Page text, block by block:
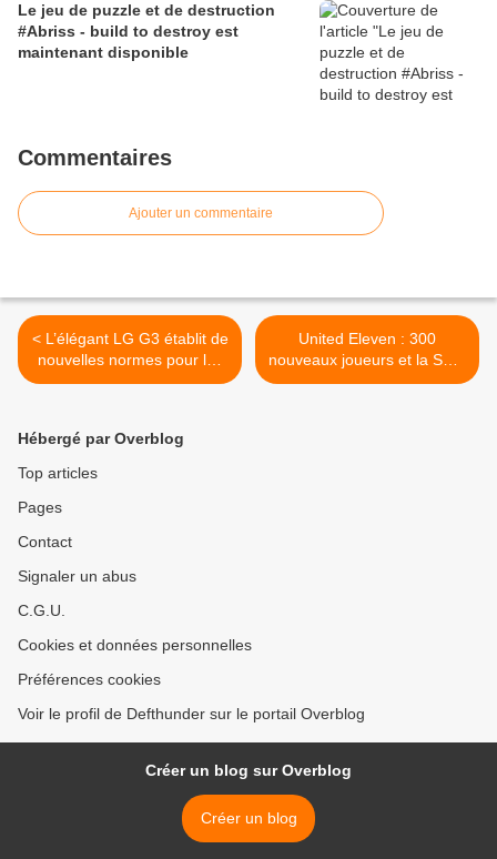
Le jeu de puzzle et de destruction
#Abriss - build to destroy est
maintenant disponible
Commentaires
Ajouter un commentaire
< L’élégant LG G3 établit de
nouvelles normes pour les
Smartphones
United Eleven : 300
nouveaux joueurs et la Spor
Toto Süper Lig ajoutés‏ >
Hébergé par Overblog
Top articles
Pages
Contact
Signaler un abus
C.G.U.
Cookies et données personnelles
Préférences cookies
Voir le profil de Defthunder sur le portail Overblog
Créer un blog sur Overblog
Créer un blog